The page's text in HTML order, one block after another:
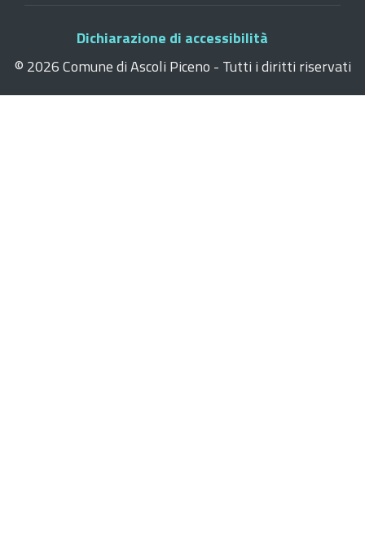
Dichiarazione di accessibilità
© 2026 Comune di Ascoli Piceno - Tutti i diritti riservati